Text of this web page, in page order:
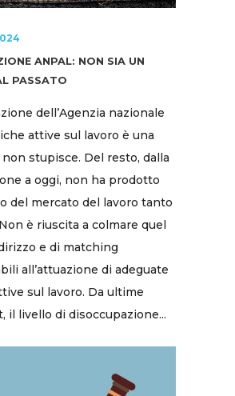
ANPAL: NON SIA UN
PASSATO
dell’Agenzia nazionale
attive sul lavoro è una
stupisce. Del resto, dalla
a oggi, non ha prodotto
del mercato del lavoro tanto
è riuscita a colmare quel
e di matching
all’attuazione di adeguate
sul lavoro. Da ultime
il livello di disoccupazione...